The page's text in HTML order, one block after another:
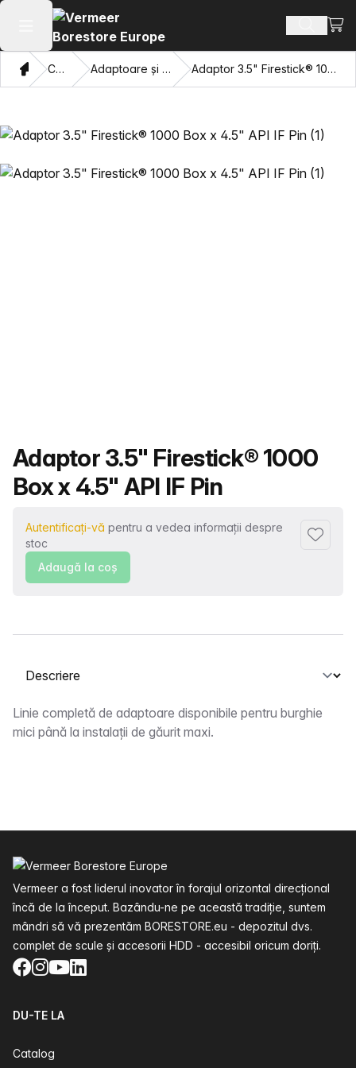
Deschide meniul principal Căutați
Domiciliu
Catalog Adaptoare și ochi care trag Adaptor 3.5" Firestick® 1000 Box x 4.5" API IF Pin
Nume produs
Adaptor 3.5" Firestick® 1000
Box x 4.5" API IF Pin
Autentificați-vă pentru a vedea informații despre
stoc
Adaugă la coş
Selectați o filă
Descriere
Linie completă de adaptoare disponibile pentru burghie
mici până la instalații de găurit maxi.
Vermeer a fost liderul inovator în forajul orizontal direcțional
încă de la început. Bazându-ne pe această tradiție, suntem
mândri să vă prezentăm BORESTORE.eu - depozitul dvs.
complet de scule și accesorii HDD - accesibil oricum doriți.
Facebook
Instagram
YouTube
LinkedIn
DU-TE LA
Catalog